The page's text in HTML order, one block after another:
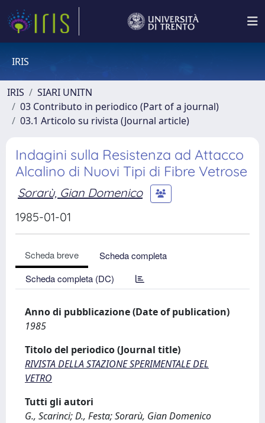
IRIS
IRIS
SIARI UNITN
03 Contributo in periodico (Part of a journal)
03.1 Articolo su rivista (Journal article)
Indagini sulla Resistenza ad Attacco
Alcalino di Nuovi Tipi di Fibre Vetrose
Sorarù, Gian Domenico
1985-01-01
Scheda breve
Scheda completa
Scheda completa (DC)
Anno di pubblicazione (Date of publication)
1985
Titolo del periodico (Journal title)
RIVISTA DELLA STAZIONE SPERIMENTALE DEL
VETRO
Tutti gli autori
G., Scarinci; D., Festa; Sorarù, Gian Domenico